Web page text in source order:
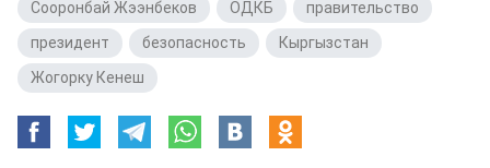
Сооронбай Жээнбеков
ОДКБ правительство
президент
безопасность Кыргызстан
Жогорку Кенеш